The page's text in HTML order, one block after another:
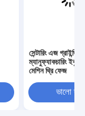
সেন্টারিং এজ
ম্যানুফ্যাকচারিং
মেশিন থ্রি ফেজ
ভালো দাম